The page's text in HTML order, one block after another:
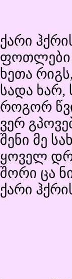
ქარი
ფოთლები
ხეთა
სადა ხარ,
როგორ
ვერ
შენი მე
ყოველ
შორი ცა
ქარი